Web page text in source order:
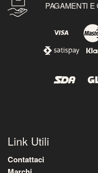
PAGAMENTI E
Link Utili
Contattaci